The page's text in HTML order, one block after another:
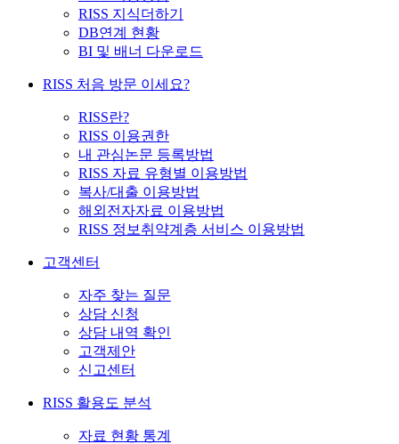
RISS 지식더하기
DB연계 현황
BI 및 배너 다운로드
RISS 처음 방문 이세요?
RISS란?
RISS 이용권한
내 관심논문 등록방법
RISS 자료 유형별 이용방법
복사/대출 이용방법
해외전자자료 이용방법
RISS 정보취약계층 서비스 이용방법
고객센터
자주 찾는 질문
상담 신청
상담 내역 확인
고객제안
신고센터
RISS 활용도 분석
자료 현황 통계